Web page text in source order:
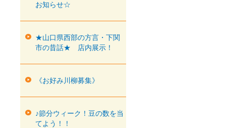
お知らせ☆
★山口県西部の方言・下関
市の昔話★ 店内展示！
《お好み川柳募集》
♪節分ウィーク！豆の数を当
てよう！！